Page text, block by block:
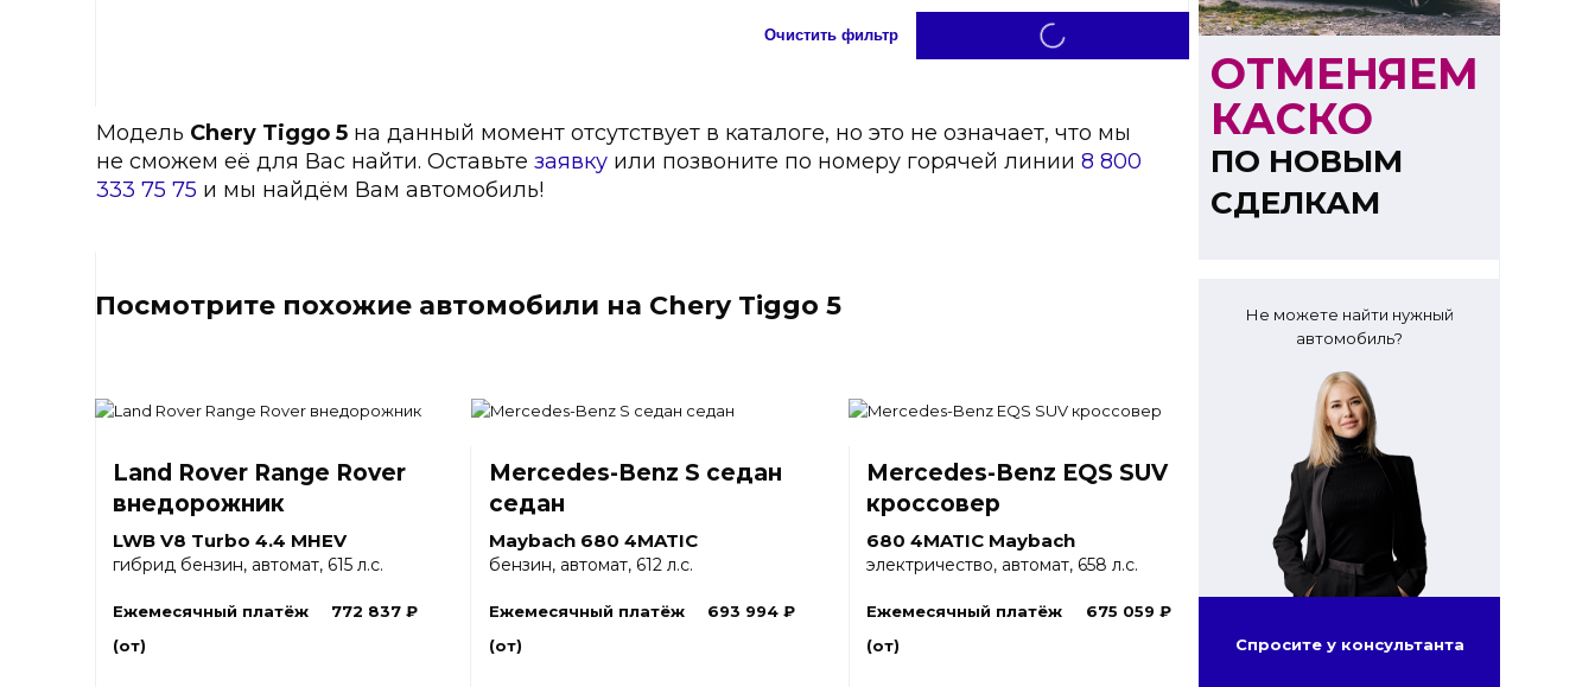
Очистить фильтр
Модель Chery Tiggo 5 на данный момент отсутствует в каталоге, но это не означает, что мы
не сможем её для Вас найти. Оставьте заявку или позвоните по номеру горячей линии 8 800
333 75 75 и мы найдём Вам автомобиль!
Посмотрите похожие автомобили на Chery Tiggo 5
Land Rover Range Rover
внедорожник
LWB V8 Turbo 4.4 MHEV
гибрид бензин, автомат, 615 л.с.
Ежемесячный платёж
(от)
772 837 ₽
Mercedes-Benz S седан
седан
Maybach 680 4MATIC
бензин, автомат, 612 л.с.
Ежемесячный платёж
(от)
693 994 ₽
Mercedes-Benz EQS SUV
кроссовер
680 4MATIC Maybach
электричество, автомат, 658 л.с.
Ежемесячный платёж
(от)
675 059 ₽
ОТМЕНЯЕМ
КАСКО
ПО НОВЫМ
СДЕЛКАМ
Не можете найти нужный
автомобиль?
Спросите у консультанта